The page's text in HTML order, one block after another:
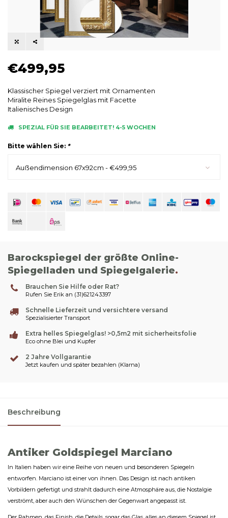
€499,95
Klassischer Spiegel verziert mit Ornamenten
Miralite Reines Spiegelglas mit Facette
Italienisches Design
SPEZIAL FÜR SIE BEARBEITET! 4-5 WOCHEN
Bitte wählen Sie: *
Auẞendimension 67x92cm - €499,95
Barockspiegel der größte Online-
Spiegelladen und Spiegelgalerie.
Brauchen Sie Hilfe oder Rat?
Rufen Sie Erik an (31)621243397
Schnelle Lieferzeit und versichtere versand
Spezialisierter Transport
Extra helles Spiegelglas! >0,5m2 mit sicherheitsfolie
Eco ohne Blei und Kupfer
2 Jahre Vollgarantie
Jetzt kaufen und später bezahlen (Klarna)
Beschreibung
Antiker Goldspiegel Marciano
In Italien haben wir eine Reihe von neuen und besonderen Spiegeln
entworfen. Marciano ist einer von ihnen. Das Design ist nach antiken
Vorbildern gefertigt und strahlt dadurch eine Atmosphäre aus, die Nostalgie
verströmt, aber auch den Wünschen der Gegenwart angepasst ist.